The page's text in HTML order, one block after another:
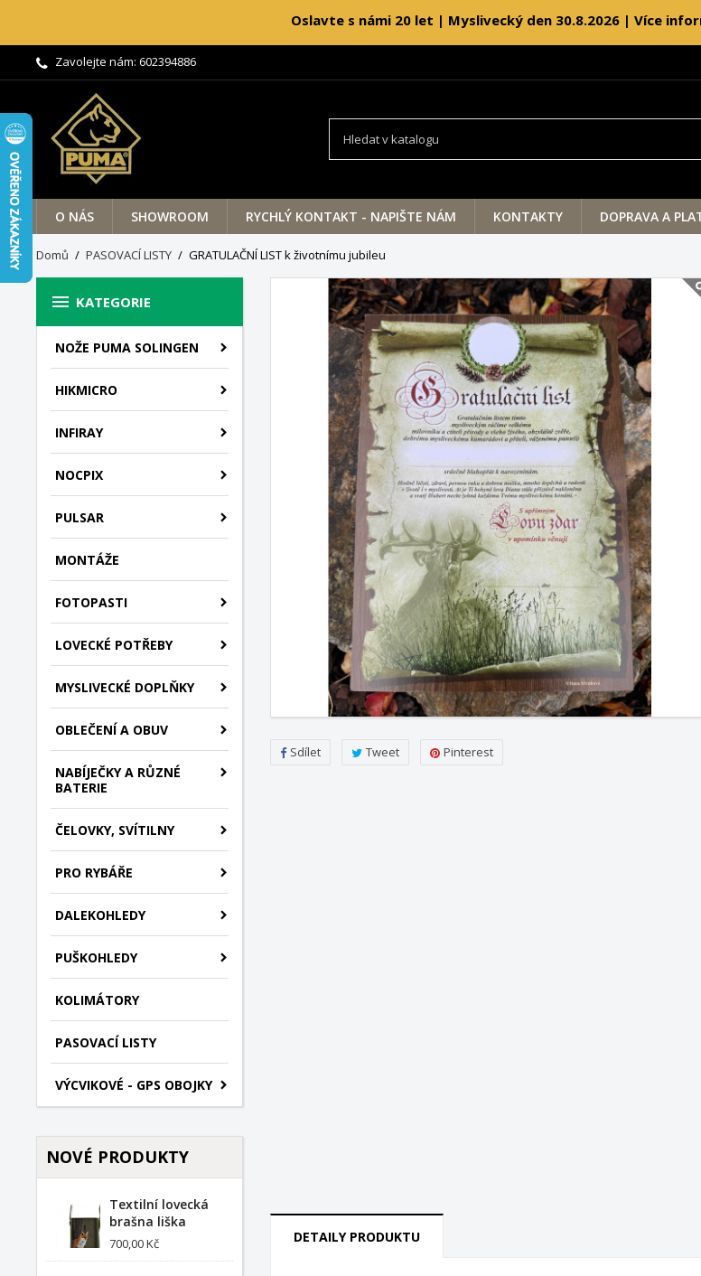
Oslavte s námi 20 let | Myslivecký den 30.8.2026 | Více
Zavolejte nám: 602394886
O NÁS SHOWROOM RYCHLÝ KONTAKT - NAPIŠTE NÁM KONTAKTY DOPRAVA A
Domů PASOVACÍ LISTY GRATULAČNÍ LIST k životnímu jubileu
 KATEGORIE
NOŽE PUMA SOLINGEN
HIKMICRO
INFIRAY
NOCPIX
PULSAR
MONTÁŽE
FOTOPASTI
LOVECKÉ POTŘEBY
MYSLIVECKÉ DOPLŇKY
OBLEČENÍ A OBUV
NABÍJEČKY A RŮZNÉ
BATERIE
ČELOVKY, SVÍTILNY
PRO RYBÁŘE
DALEKOHLEDY
PUŠKOHLEDY
KOLIMÁTORY
PASOVACÍ LISTY
VÝCVIKOVÉ - GPS OBOJKY
NOVÉ PRODUKTY
Textilní lovecká
brašna liška
700,00 Kč
Sdílet Tweet Pinterest
DETAILY PRODUKTU